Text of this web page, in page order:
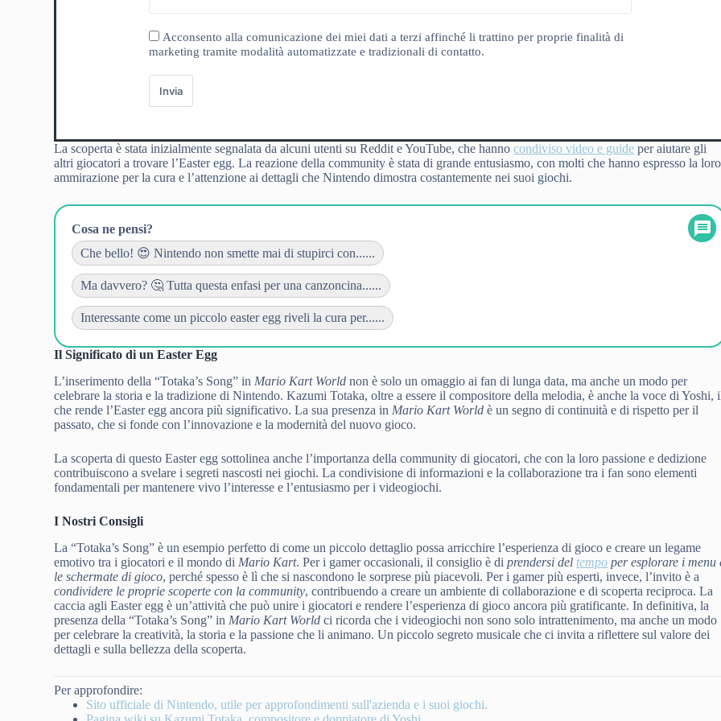
Acconsento alla comunicazione dei miei dati a terzi affinché li trattino per proprie finalità di
marketing tramite modalità automatizzate e tradizionali di contatto.
Invia
La scoperta è stata inizialmente segnalata da alcuni utenti su Reddit e YouTube, che hannocondiviso video e guide per aiutare gli
altri giocatori a trovare l’Easter egg. La reazione della community è stata di grande entusiasmo, con molti che hanno espresso la loro
ammirazione per la cura e l’attenzione ai dettagli che Nintendo dimostra costantemente nei suoi giochi.
Cosa ne pensi?
Che bello! 😍 Nintendo non smette mai di stupirci con......
Ma davvero? 🤔 Tutta questa enfasi per una canzoncina......
Interessante come un piccolo easter egg riveli la cura per......
Il Significato di un Easter Egg
L’inserimento della “Totaka’s Song” in Mario Kart World non è solo un omaggio ai fan di lunga data, ma anche un modo per
celebrare la storia e la tradizione di Nintendo. Kazumi Totaka, oltre a essere il compositore della melodia, è anche la voce di Yoshi,
che rende l’Easter egg ancora più significativo. La sua presenza in Mario Kart World è un segno di continuità e di rispetto per il
passato, che si fonde con l’innovazione e la modernità del nuovo gioco.
La scoperta di questo Easter egg sottolinea anche l’importanza della community di giocatori, che con la loro passione e dedizione
contribuiscono a svelare i segreti nascosti nei giochi. La condivisione di informazioni e la collaborazione tra i fan sono elementi
fondamentali per mantenere vivo l’interesse e l’entusiasmo per i videogiochi.
I Nostri Consigli
La “Totaka’s Song” è un esempio perfetto di come un piccolo dettaglio possa arricchire l’esperienza di gioco e creare un legame
emotivo tra i giocatori e il mondo di Mario Kart. Per i gamer occasionali, il consiglio è diprendersi del tempo per esplorare i menu
le schermate di gioco, perché spesso è lì che si nascondono le sorprese più piacevoli. Per i gamer più esperti, invece, l’invito è a
condividere le proprie scoperte con la community, contribuendo a creare un ambiente di collaborazione e di scoperta reciproca. La
caccia agli Easter egg è un’attività che può unire i giocatori e rendere l’esperienza di gioco ancora più gratificante. In definitiva, la
presenza della “Totaka’s Song” in Mario Kart World ci ricorda che i videogiochi non sono solo intrattenimento, ma anche un modo
per celebrare la creatività, la storia e la passione che li animano. Un piccolo segreto musicale che ci invita a riflettere sul valore dei
dettagli e sulla bellezza della scoperta.
Per approfondire:
Sito ufficiale di Nintendo, utile per approfondimenti sull'azienda e i suoi giochi.